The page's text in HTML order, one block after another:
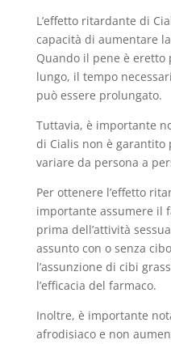
L’effetto ritardante di
capacità di aumentare
Quando il pene è
lungo, il tempo
può essere prolungato.
Tuttavia, è importante
di Cialis non è
variare da persona a
Per ottenere l’effetto
importante assumere il
prima dell’attività
assunto con o senza
l’assunzione di cibi
l’efficacia del farmaco.
Inoltre, è importante
afrodisiaco e non